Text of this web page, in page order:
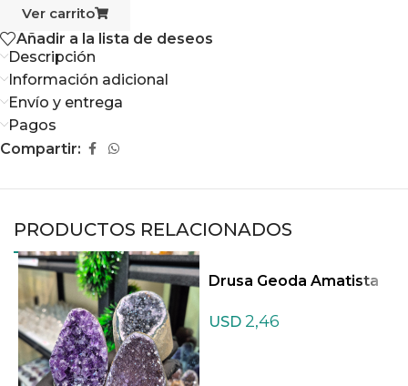
Ver carrito
Añadir a la lista de deseos
Descripción
Información adicional
Envío y entrega
Pagos
Compartir:
PRODUCTOS RELACIONADOS
Drusa Geoda Amatista
USD 2,46